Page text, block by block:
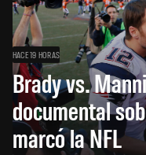
HACE 19 HORAS
Brady vs.
documental
marcó la NFL